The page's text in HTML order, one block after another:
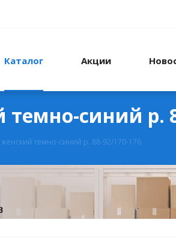
Каталог Акции
синий р.
темно-синий р. 88-92/170-176